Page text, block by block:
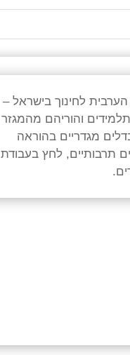
הערבית לחינוך בישראל–
תלמידים והוריהם מהמגזר
מגדריים בהוראה
תרבותיים, לחץ בעבודת
.